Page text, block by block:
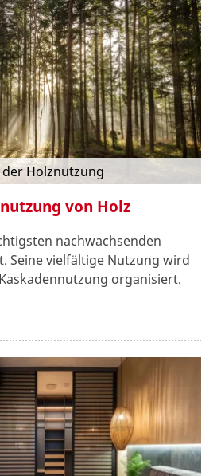
Holznutzung
von Holz
nachwachsenden
Seine vielfältige Nutzung wird
organisiert.